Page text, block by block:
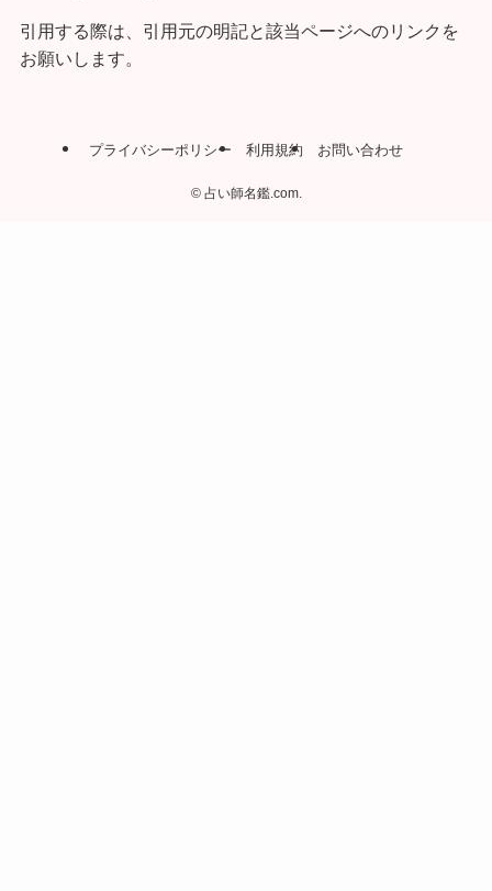
引用する際は、引用元の明記と該当ページへのリンクを
お願いします。
プライバシーポリシー 利用規約 お問い合わせ
©占い師名鑑.com.